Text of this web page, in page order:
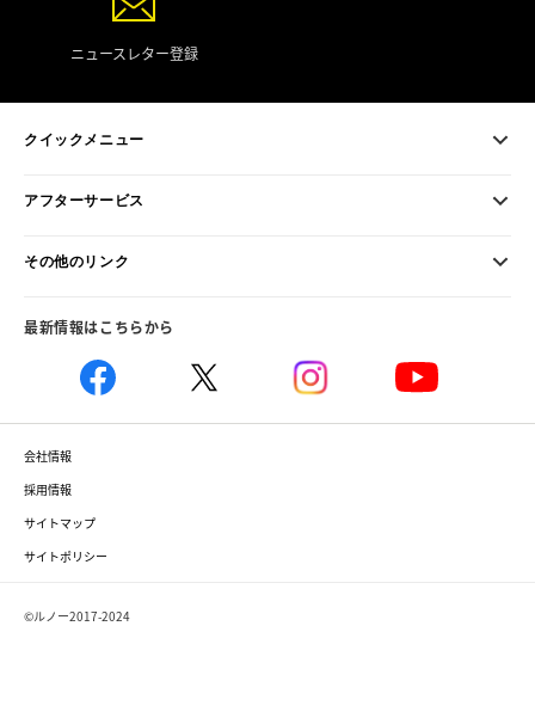
ニュースレター登録
クイックメニュー
アフターサービス
その他のリンク
最新情報はこちらから
会社情報
採用情報
サイトマップ
サイトポリシー
©ルノー2017-2024